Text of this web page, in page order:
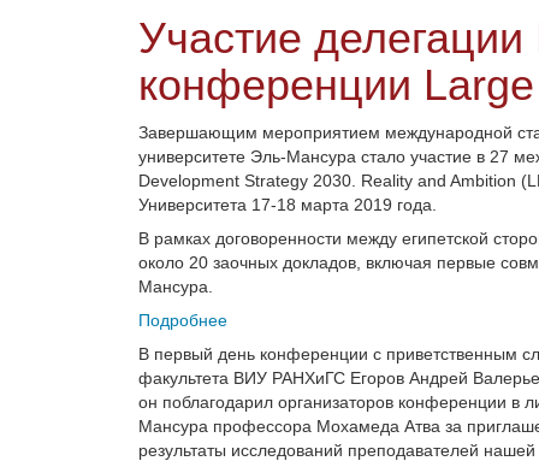
Участие
конференции
Завершающим мероприятием международной
университете Эль-Мансура стало участие в 27
Development Strategy 2030. Reality and Ambition
Университета 17-18 марта 2019 года.
В рамках договоренности между египетской
около 20 заочных докладов, включая первые
Мансура.
Подробнее
В первый день конференции с приветственным
факультета ВИУ РАНХиГС Егоров Андрей
он поблагодарил организаторов конференции в
Мансура профессора Мохамеда Атва за
результаты исследований преподавателей